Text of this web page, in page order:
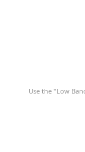
Use the "Low